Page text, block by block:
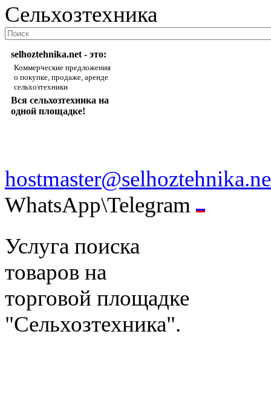
Сельхозтехника
selhoztehnika.net - это:
Коммерческие предложения
о покупке, продаже, аренде
сельхозтехники
Вся сельхозтехника на
одной площадке!
WhatsApp\Telegram
Услуга поиска
товаров на
торговой площадке
"Сельхозтехника".